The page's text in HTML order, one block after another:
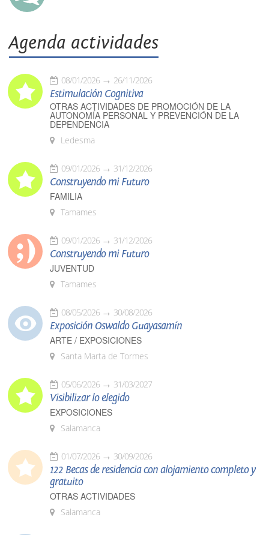
Agenda actividades
08/01/2026 26/11/2026
Estimulación Cognitiva
OTRAS ACTIVIDADES DE PROMOCIÓN DE LA
AUTONOMÍA PERSONAL Y PREVENCIÓN DE LA
DEPENDENCIA
Ledesma
09/01/2026 31/12/2026
Construyendo mi Futuro
FAMILIA
Tamames
09/01/2026 31/12/2026
Construyendo mi Futuro
JUVENTUD
Tamames
08/05/2026 30/08/2026
Exposición Oswaldo Guayasamín
ARTE / EXPOSICIONES
Santa Marta de Tormes
05/06/2026 31/03/2027
Visibilizar lo elegido
EXPOSICIONES
Salamanca
01/07/2026 30/09/2026
122 Becas de residencia con alojamiento completo y
gratuito
OTRAS ACTIVIDADES
Salamanca